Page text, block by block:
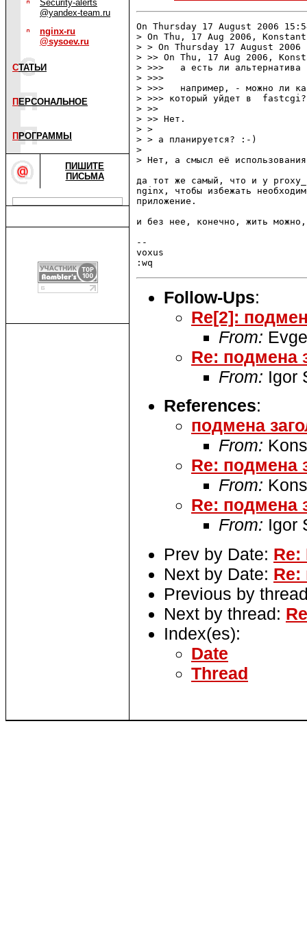
Security-alerts
@yandex-team.ru
nginx-ru
@sysoev.ru
СТАТЬИ
П ЕРСОНАЛЬНОЕ
П РОГРАММЫ
ПИШИТЕ
ПИСЬМА
On Thursday 17 August 2006
> On Thu, 17 Aug 2006,
> > On Thursday 17 August
> >> On Thu, 17 Aug 2006,
> >>>   а есть ли
> >>>
> >>>   например, - можно ли
> >>> который уйдет в  fastcgi?
> >>
> >> Нет.
> >
> > а планируется? :-)
>
> Нет, а смысл её
да тот же самый, что и у
nginx, чтобы избежать
приложение.
и без нее, конечно, жить
--
voxus
Follow-Ups:
Re[2]:
From:
Re: подмена
From: Igor
References:
подмена
From:
Re: подмена
From:
Re: подмена
From: Igor
Prev by Date: Re:
Next by Date: Re:
Previous by
Next by thread:
Index(es):
Date
Thread